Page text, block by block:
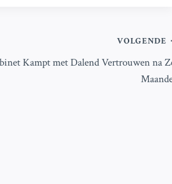
VOLGENDE
Kampt met Dalend Vertrouwen na